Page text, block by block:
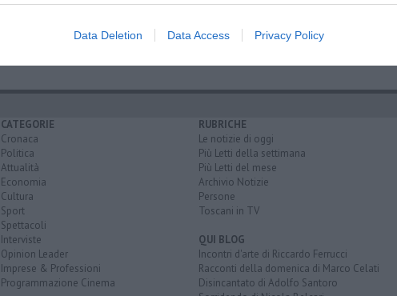
Data Deletion Data Access Privacy Policy
CATEGORIE
Cronaca
Politica
Attualità
Economia
Cultura
Sport
Spettacoli
Interviste
Opinion Leader
Imprese & Professioni
Programmazione Cinema
RUBRICHE
Le notizie di oggi
Più Letti della settimana
Più Letti del mese
Archivio Notizie
Persone
Toscani in TV
QUI BLOG
Incontri d'arte di Riccardo Ferrucci
Racconti della domenica di Marco Celati
Disincantato di Adolfo Santoro